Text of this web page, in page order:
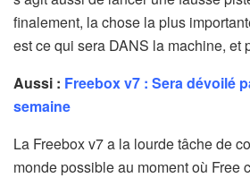
finalement, la chose la plus
est ce qui sera DANS la machine, et
Aussi : Freebox v7 : Sera dévoilé
semaine
La Freebox v7 a la lourde tâche de
monde possible au moment où Free